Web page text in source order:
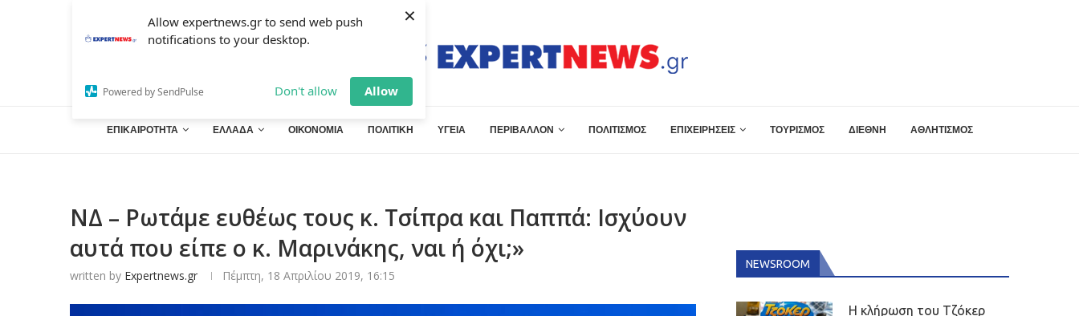
Allow expertnews.gr to send web push
notifications to your desktop.
Powered by SendPulse Don't allow Allow
×
ΕΠΙΚΑΙΡΟΤΗΤΑ ΕΛΛΑΔΑ ΟΙΚΟΝΟΜΙΑ ΠΟΛΙΤΙΚΗ ΥΓΕΙΑ ΠΕΡΙΒΑΛΛΟΝ ΠΟΛΙΤΙΣΜΟΣ ΕΠΙΧΕΙΡΗΣΕΙΣ ΤΟΥΡΙΣΜΟΣ ΔΙΕΘΝΗ ΑΘΛΗΤΙΣΜΟΣ
ΝΔ – Ρωτάμε ευθέως τους κ. Τσίπρα και Παππά: Ισχύουν
αυτά που είπε ο κ. Μαρινάκης, ναι ή όχι;»
written by Expertnews.gr Πέμπτη, 18 Απριλίου 2019, 16:15
NEWSROOM
Η κλήρωση του Τζόκερ